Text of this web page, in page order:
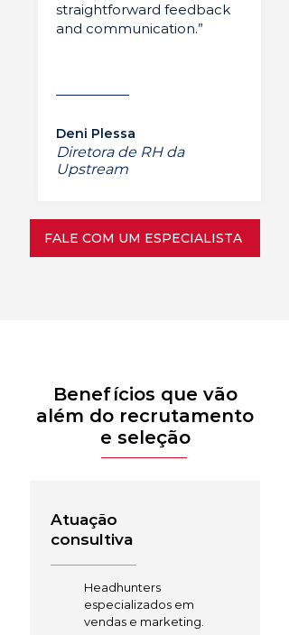
straightforward feedback
and communication.”
Deni Plessa
Diretora de RH da
Upstream
FALE COM UM ESPECIALISTA
Benefícios que vão
além do recrutamento
e seleção
Atuação
consultiva
Headhunters
especializados em
vendas e marketing.